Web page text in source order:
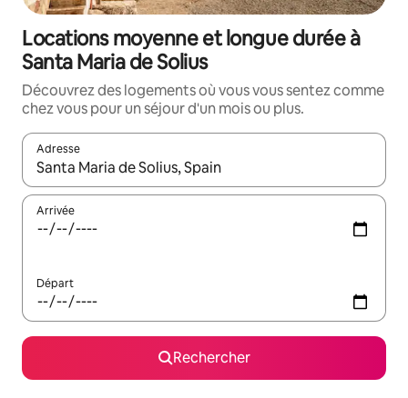
Locations moyenne et longue durée à
Santa Maria de Solius
Découvrez des logements où vous vous sentez comme
chez vous pour un séjour d'un mois ou plus.
Adresse
Lorsque les résultats s'affichent, utilisez les flèches vers le
Arrivée
Départ
Rechercher